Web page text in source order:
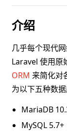
介绍
几乎每个现代
Laravel 使用原
ORM 来简化对
为以下五种数据
MariaDB
MySQL 5.7+